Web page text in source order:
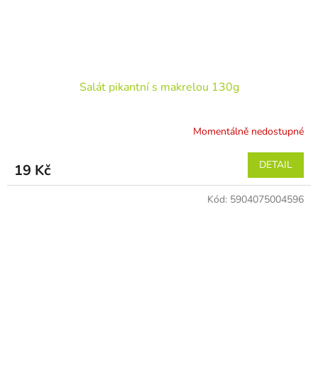
Salát pikantní s makrelou 130g
Momentálně nedostupné
19 Kč DETAIL
Kód: 5904075004596